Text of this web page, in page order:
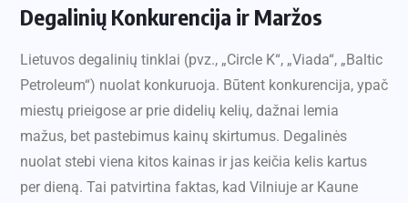
Degalinių Konkurencija ir Maržos
Lietuvos degalinių tinklai (pvz., „Circle K“, „Viada“, „Baltic
Petroleum“) nuolat konkuruoja. Būtent konkurencija, ypač
miestų prieigose ar prie didelių kelių, dažnai lemia
mažus, bet pastebimus kainų skirtumus. Degalinės
nuolat stebi viena kitos kainas ir jas keičia kelis kartus
per dieną. Tai patvirtina faktas, kad Vilniuje ar Kaune